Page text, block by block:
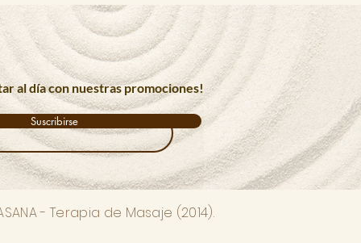
al día con nuestras promociones!
Suscribirse
- Terapia de Masaje (2014).